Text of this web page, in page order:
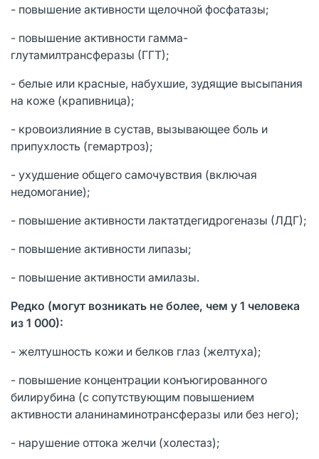
- повышение активности щелочной фосфатазы;
- повышение активности гамма-
глутамилтрансферазы (ГГТ);
- белые или красные, набухшие, зудящие высыпания
на коже (крапивница);
- кровоизлияние в сустав, вызывающее боль и
припухлость (гемартроз);
- ухудшение общего самочувствия (включая
недомогание);
- повышение активности лактатдегидрогеназы (ЛДГ);
- повышение активности липазы;
- повышение активности амилазы.
Редко (могут возникать не более, чем у 1 человека
из 1 000):
- желтушность кожи и белков глаз (желтуха);
- повышение концентрации конъюгированного
билирубина (с сопутствующим повышением
активности аланинаминотрансферазы или без него);
- нарушение оттока желчи (холестаз);